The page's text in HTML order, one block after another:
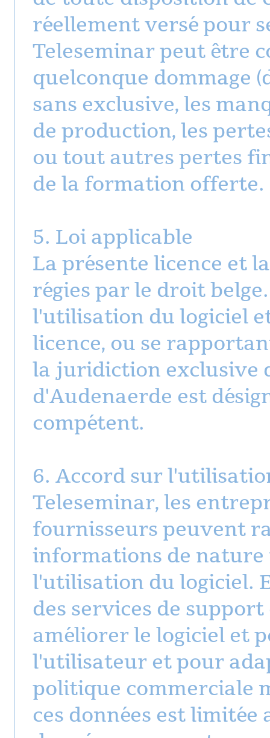
réellement versé pour
Teleseminar peut être
quelconque dommage
sans exclusive, les
de production, les
ou tout autres pertes
de la formation offerte.
5. Loi applicable
La présente licence et
régies par le droit
l'utilisation du logiciel
licence, ou se
la juridiction exclusive
d'Audenaerde est
compétent.
6. Accord sur
Teleseminar, les
fournisseurs peuvent
informations de nature
l'utilisation du logiciel.
des services de
améliorer le logiciel et
l'utilisateur et pour
politique commerciale
ces données est